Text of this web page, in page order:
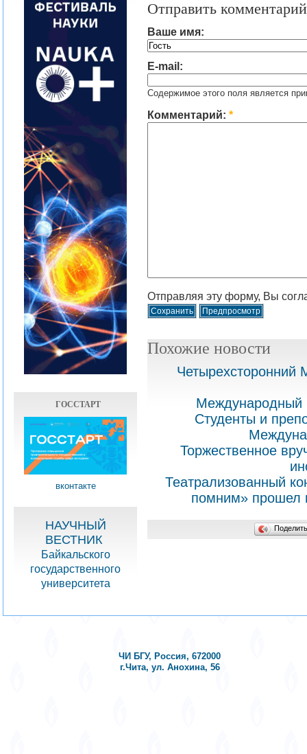
ГОССТАРТ
вконтакте
НАУЧНЫЙ
ВЕСТНИК
Байкальского
государственного
университета
Отправить комментарий
Ваше имя:
E-mail:
Содержимое этого поля является
Комментарий: *
Отправляя эту форму, Вы
Похожие новости
Четырехсторонний
Студенты и
Торжественное
Театрализованный
помним» прошел
ЧИ БГУ, Россия, 672000
г.Чита, ул. Анохина, 56